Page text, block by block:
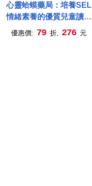
心靈蛤蟆藥局：培養SEL
情緒素養的優質兒童讀物
(讀者5星好評推薦!)
優惠價: 79 折, 276 元